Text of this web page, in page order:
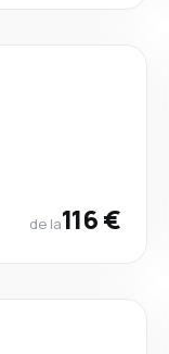
de la116 €